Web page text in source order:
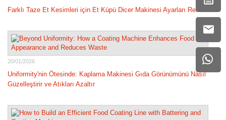
Farklı Taze Et Kesimleri için Et Küpü Dicer Makinesi Ayarları Rehberi
20/01/2026
Uniformity'nin Ötesinde: Kaplama Makinesi Gıda Görünümünü Nasıl
Güzelleştirir ve Atıkları Azaltır